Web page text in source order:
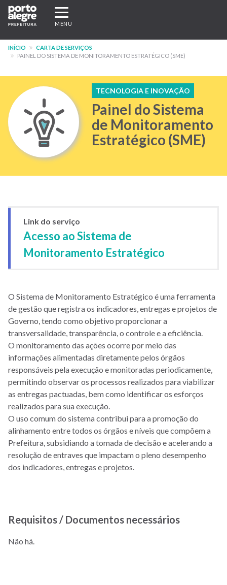
Pular
para
conteúdo
principal
Expandir/recolher
navegação
MENU
INÍCIO
CARTA DE SERVIÇOS
PAINEL DO SISTEMA DE MONITORAMENTO ESTRATÉGICO (SME)
TECNOLOGIA E INOVAÇÃO
Painel do Sistema
de Monitoramento
Estratégico (SME)
Link do serviço
Acesso ao Sistema de
Monitoramento Estratégico
O Sistema de Monitoramento Estratégico é uma ferramenta
de gestão que registra os indicadores, entregas e projetos de
Governo, tendo como objetivo proporcionar a
transversalidade, transparência, o controle e a eficiência.
O monitoramento das ações ocorre por meio das
informações alimentadas diretamente pelos órgãos
responsáveis pela execução e monitoradas periodicamente,
permitindo observar os processos realizados para viabilizar
as entregas pactuadas, bem como identificar os esforços
realizados para sua execução.
O uso comum do sistema contribui para a promoção do
alinhamento entre todos os órgãos e níveis que compõem a
Prefeitura, subsidiando a tomada de decisão e acelerando a
resolução de entraves que impactam o pleno desempenho
dos indicadores, entregas e projetos.
Requisitos / Documentos necessários
Não há.